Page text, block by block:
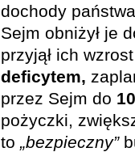
dochody
Sejm obniżył je
przyjął ich
deficytem,
przez Sejm do
pożyczki,
to
„bezpieczny”